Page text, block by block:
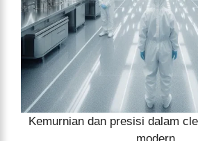
Kemurnian dan presisi dalam